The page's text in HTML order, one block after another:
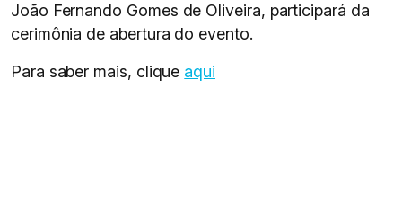
João Fernando Gomes de Oliveira, participará da
cerimônia de abertura do evento.
Para saber mais, clique aqui